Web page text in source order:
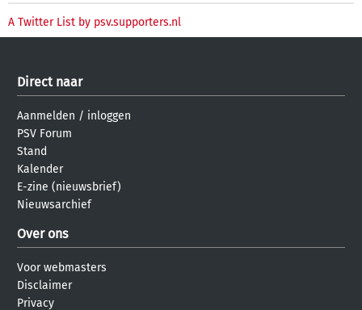
A Twitter List by psv.supporters.nl
Direct naar
Aanmelden / inloggen
PSV Forum
Stand
Kalender
E-zine (nieuwsbrief)
Nieuwsarchief
Over ons
Voor webmasters
Disclaimer
Privacy